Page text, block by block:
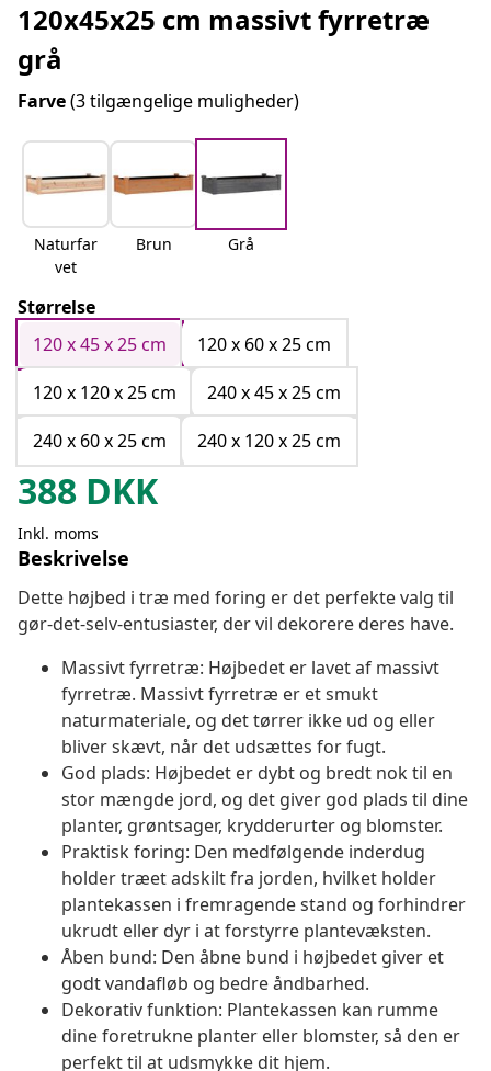
120x45x25 cm massivt fyrretræ
grå
Farve(3 tilgængelige muligheder)
Naturfar
vet
Brun Grå
Størrelse
120 x 45 x 25 cm
120 x 60 x 25 cm
120 x 120 x 25 cm
240 x 45 x 25 cm
240 x 60 x 25 cm
240 x 120 x 25 cm
388 DKK
Inkl. moms
Beskrivelse
Dette højbed i træ med foring er det perfekte valg til
gør-det-selv-entusiaster, der vil dekorere deres have.
Massivt fyrretræ: Højbedet er lavet af massivt
fyrretræ. Massivt fyrretræ er et smukt
naturmateriale, og det tørrer ikke ud og eller
bliver skævt, når det udsættes for fugt.
God plads: Højbedet er dybt og bredt nok til en
stor mængde jord, og det giver god plads til dine
planter, grøntsager, krydderurter og blomster.
Praktisk foring: Den medfølgende inderdug
holder træet adskilt fra jorden, hvilket holder
plantekassen i fremragende stand og forhindrer
ukrudt eller dyr i at forstyrre plantevæksten.
Åben bund: Den åbne bund i højbedet giver et
godt vandafløb og bedre åndbarhed.
Dekorativ funktion: Plantekassen kan rumme
dine foretrukne planter eller blomster, så den er
perfekt til at udsmykke dit hjem.